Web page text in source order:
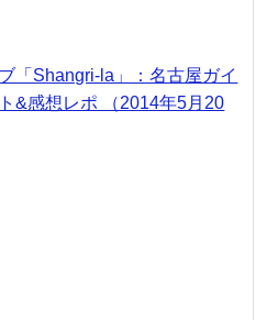
「Shangri-la」：名古屋ガイ
&感想レポ （2014年5月20